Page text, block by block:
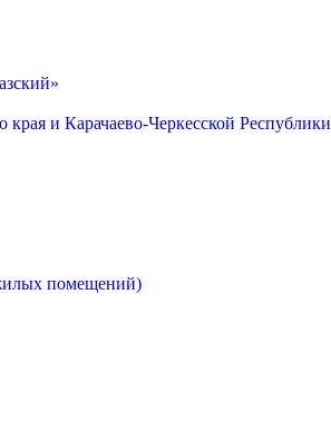
и Карачаево-Черкесской Республики
помещений)